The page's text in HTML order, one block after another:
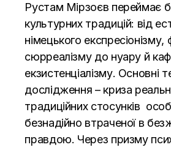
Рустам Мірзоєв переймає
культурних традицій: від
німецького
сюрреалізму до нуару й
екзистенціалізму. Основні
дослідження – криза
традиційних стосунків
безнадійно втраченої в
правдою. Через призму